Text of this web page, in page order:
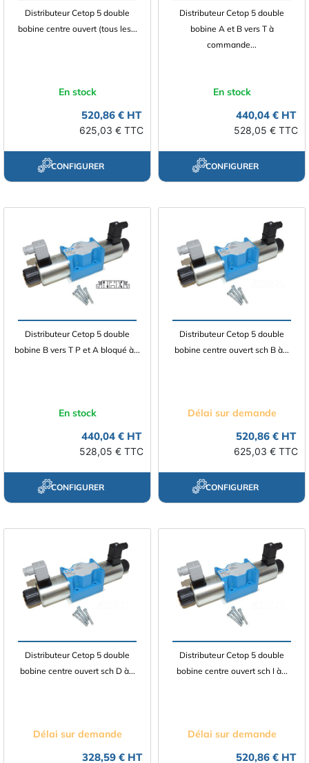
Distributeur Cetop 5 double
bobine centre ouvert (tous les...
En stock
520,86 € HT
625,03 € TTC
CONFIGURER
Distributeur Cetop 5 double
bobine A et B vers T à
commande...
En stock
440,04 € HT
528,05 € TTC
CONFIGURER
Distributeur Cetop 5 double
bobine B vers T P et A bloqué à...
En stock
440,04 € HT
528,05 € TTC
CONFIGURER
Distributeur Cetop 5 double
bobine centre ouvert sch B à...
Délai sur demande
520,86 € HT
625,03 € TTC
CONFIGURER
Distributeur Cetop 5 double
bobine centre ouvert sch D à...
Délai sur demande
328,59 € HT
Distributeur Cetop 5 double
bobine centre ouvert sch I à...
Délai sur demande
520,86 € HT